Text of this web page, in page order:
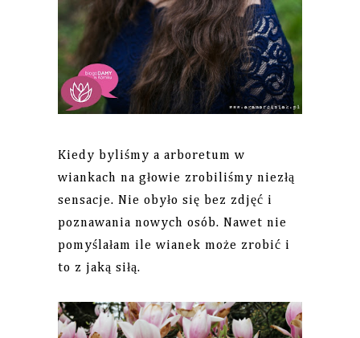
Kiedy byliśmy a arboretum w
wiankach na głowie zrobiliśmy niezłą
sensacje. Nie obyło się bez zdjęć i
poznawania nowych osób. Nawet nie
pomyślałam ile wianek może zrobić i
to z jaką siłą.